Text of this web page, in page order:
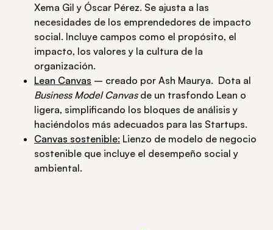
Xema Gil y Óscar Pérez. Se ajusta a las
necesidades de los emprendedores de impacto
social. Incluye campos como el propósito, el
impacto, los valores y la cultura de la
organización.
Lean Canvas – creado por Ash Maurya. Dota al
Business Model Canvas de un trasfondo Lean o
ligera, simplificando los bloques de análisis y
haciéndolos más adecuados para las Startups.
Canvas sostenible: Lienzo de modelo de negocio
sostenible que incluye el desempeño social y
ambiental.